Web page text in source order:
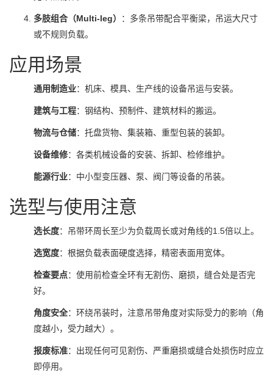
多肢组合（Multi-leg）
：多条吊带配合平衡梁，吊运大尺寸
或不规则负载。
应用场景
通用制造业：机床、模具、生产线的设备吊运与安装。
建筑与工程：钢结构、预制件、建筑材料的搬运。
物流与仓储：托盘货物、集装箱、重型包装的装卸。
设备维修：各类机械设备的安装、拆卸、检修维护。
能源行业：中小型变压器、泵、阀门等设备的吊装。
选型与使用注意
选长度：吊带环周长至少为负载周长或对角线的1.5倍以上。
选宽度：根据负载表面硬度选择，精密表面用宽体。
检查要点：使用前检查全环有无割伤、磨损，缝合处是否完
好。
角度安全：环绕吊装时，注意吊带角度对实际受力的影响（角
度越小，受力越大）。
报废标准：出现任何可见割伤、严重磨损或缝合处损伤时应立
即停用。